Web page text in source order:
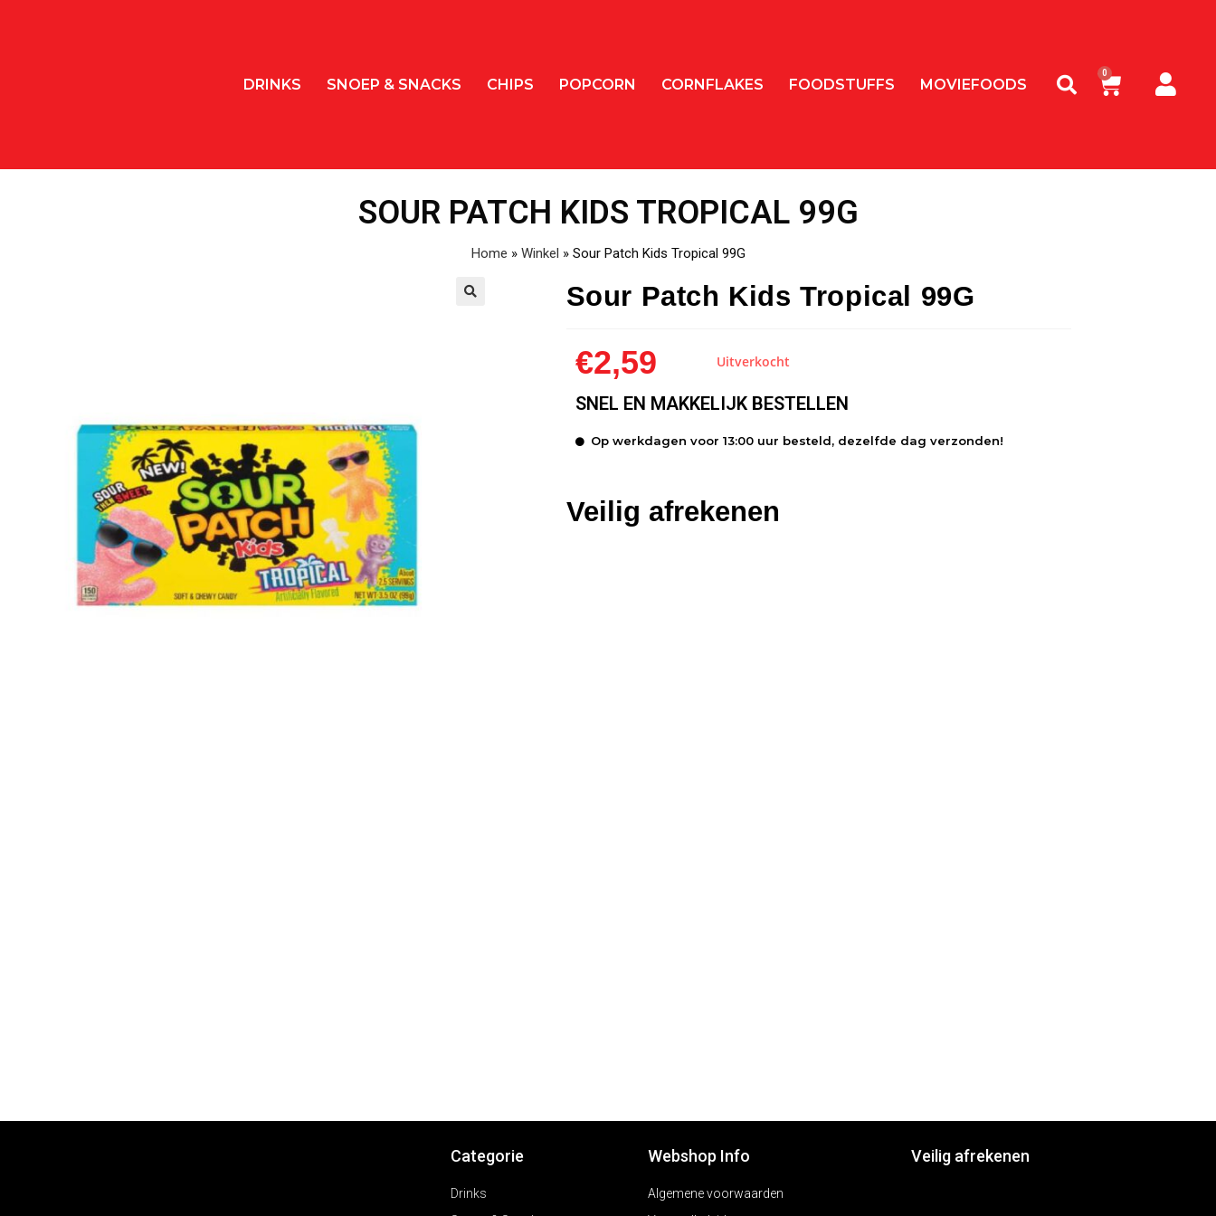
DRINKS SNOEP & SNACKS CHIPS POPCORN CORNFLAKES FOODSTUFFS MOVIEFOODS
SOUR PATCH KIDS TROPICAL 99G
Home » Winkel » Sour Patch Kids Tropical 99G
Sour Patch Kids Tropical 99G
€2,59 Uitverkocht
SNEL EN MAKKELIJK BESTELLEN
Op werkdagen voor 13:00 uur besteld, dezelfde dag verzonden!
Veilig afrekenen
Categorie
Drinks
Webshop Info
Algemene voorwaarden
Veilig afrekenen